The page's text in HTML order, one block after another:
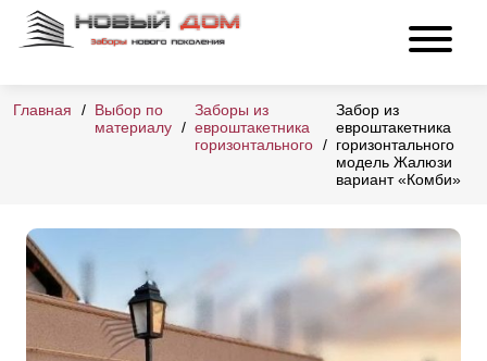
Главная
Выбор по
материалу
Заборы из
евроштакетника
горизонтального
Забор из
евроштакетника
горизонтального
модель Жалюзи
вариант «Комби»